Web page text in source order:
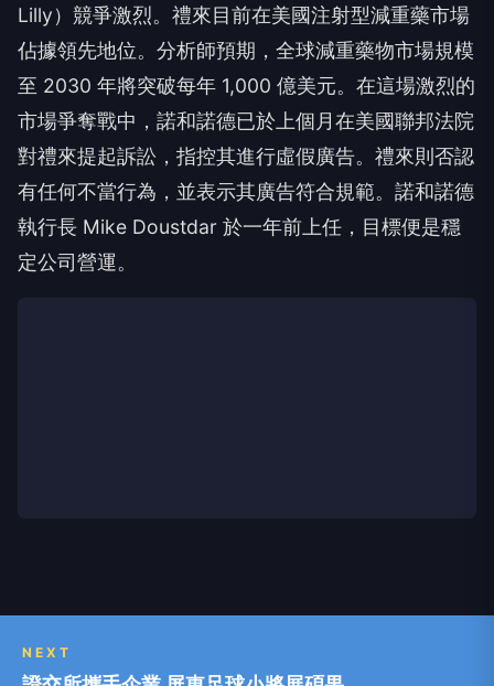
Lilly）競爭激烈。禮來目前在美國注射型減重藥市場
佔據領先地位。分析師預期，全球減重藥物市場規模
至 2030 年將突破每年 1,000 億美元。在這場激烈的
市場爭奪戰中，諾和諾德已於上個月在美國聯邦法院
對禮來提起訴訟，指控其進行虛假廣告。禮來則否認
有任何不當行為，並表示其廣告符合規範。諾和諾德
執行長 Mike Doustdar 於一年前上任，目標便是穩
定公司營運。
NEXT